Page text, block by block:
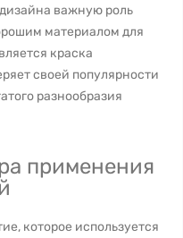
важную роль
материалом для
краска
своей популярности
разнообразия
применения
которое используется